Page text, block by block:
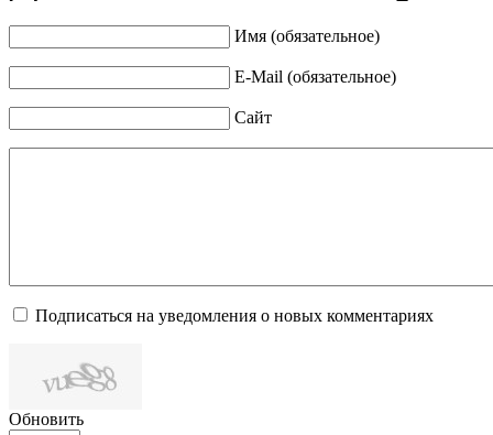
Имя (обязательное)
E-Mail (обязательное)
Сайт
Подписаться на уведомления о новых комментариях
Обновить